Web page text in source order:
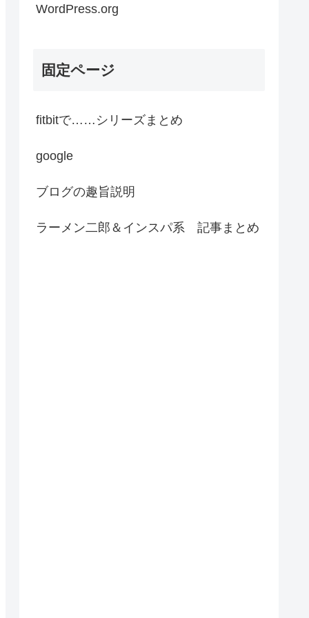
WordPress.org
固定ページ
fitbitで……シリーズまとめ
google
ブログの趣旨説明
ラーメン二郎＆インスパ系 記事まとめ